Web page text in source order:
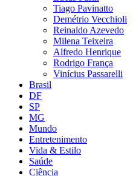
Tiago Pavinatto
Demétrio Vecchioli
Reinaldo Azevedo
Milena Teixeira
Alfredo Henrique
Rodrigo França
Vinícius Passarelli
Brasil
DF
SP
MG
Mundo
Entretenimento
Vida & Estilo
Saúde
Ciência